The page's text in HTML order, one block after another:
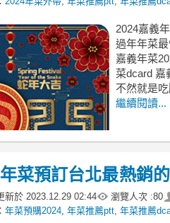
2024嘉義
過年年菜
嘉義年菜
菜dcard 嘉
不然就是
繼續閱讀...
菜預訂台北最熱銷
新於 2023.12.29 02:44 瀏覽人次 :80
年菜預購2024 年菜推薦ptt 年菜推薦